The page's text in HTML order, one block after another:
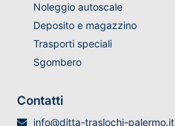
Noleggio autoscale
Deposito e magazzino
Trasporti speciali
Sgombero
Contatti
info@ditta-traslochi-palermo.it